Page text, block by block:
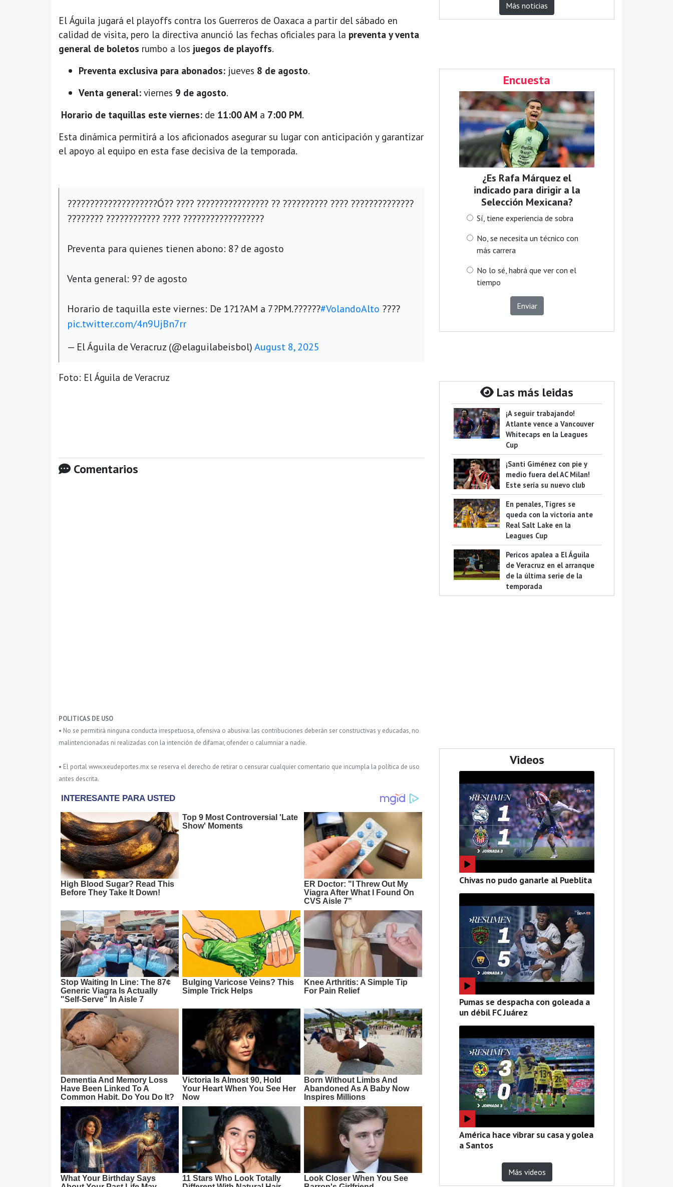
El Águila jugará el playoffs contra los Guerreros de Oaxaca a partir del sábado en
calidad de visita, pero la directiva anunció las fechas oficiales para la preventa y venta
general de boletos rumbo a los juegos de playoffs.
Preventa exclusiva para abonados: jueves 8 de agosto.
Venta general: viernes 9 de agosto.
Horario de taquillas este viernes: de 11:00 AM a 7:00 PM.
Esta dinámica permitirá a los aficionados asegurar su lugar con anticipación y garantizar
el apoyo al equipo en esta fase decisiva de la temporada.
????????????????????Ó?? ???? ???????????????? ?? ?????????? ???? ??????????????
???????? ???????????? ???? ??????????????????
Preventa para quienes tienen abono: 8? de agosto
Venta general: 9? de agosto
Horario de taquilla este viernes: De 1?1?AM a 7?PM.??????#VolandoAlto ????
pic.twitter.com/4n9UjBn7rr
— El Águila de Veracruz (@elaguilabeisbol)August 8, 2025
Foto: El Águila de Veracruz
Comentarios
POLITICAS DE USO
• No se permitirá ninguna conducta irrespetuosa, ofensiva o abusiva: las contribuciones deberán ser constructivas y educadas, no
malintencionadas ni realizadas con la intención de difamar, ofender o calumniar a nadie.
• El portal www.xeudeportes.mx se reserva el derecho de retirar o censurar cualquier comentario que incumpla la política de uso
antes descrita.
Más noticias
Encuesta
¿Es Rafa Márquez el
indicado para dirigir a la
Selección Mexicana?
Sí, tiene experiencia de sobra
No, se necesita un técnico con
más carrera
No lo sé, habrá que ver con el
tiempo
Enviar
Las más leidas
¡A seguir trabajando!
Atlante vence a Vancouver
Whitecaps en la Leagues
Cup
¡Santi Giménez con pie y
medio fuera del AC Milan!
Este sería su nuevo club
En penales, Tigres se
queda con la victoria ante
Real Salt Lake en la
Leagues Cup
Pericos apalea a El Águila
de Veracruz en el arranque
de la última serie de la
temporada
Videos
Chivas no pudo ganarle al Pueblita
Pumas se despacha con goleada a
un débil FC Juárez
América hace vibrar su casa y golea
a Santos
Más videos